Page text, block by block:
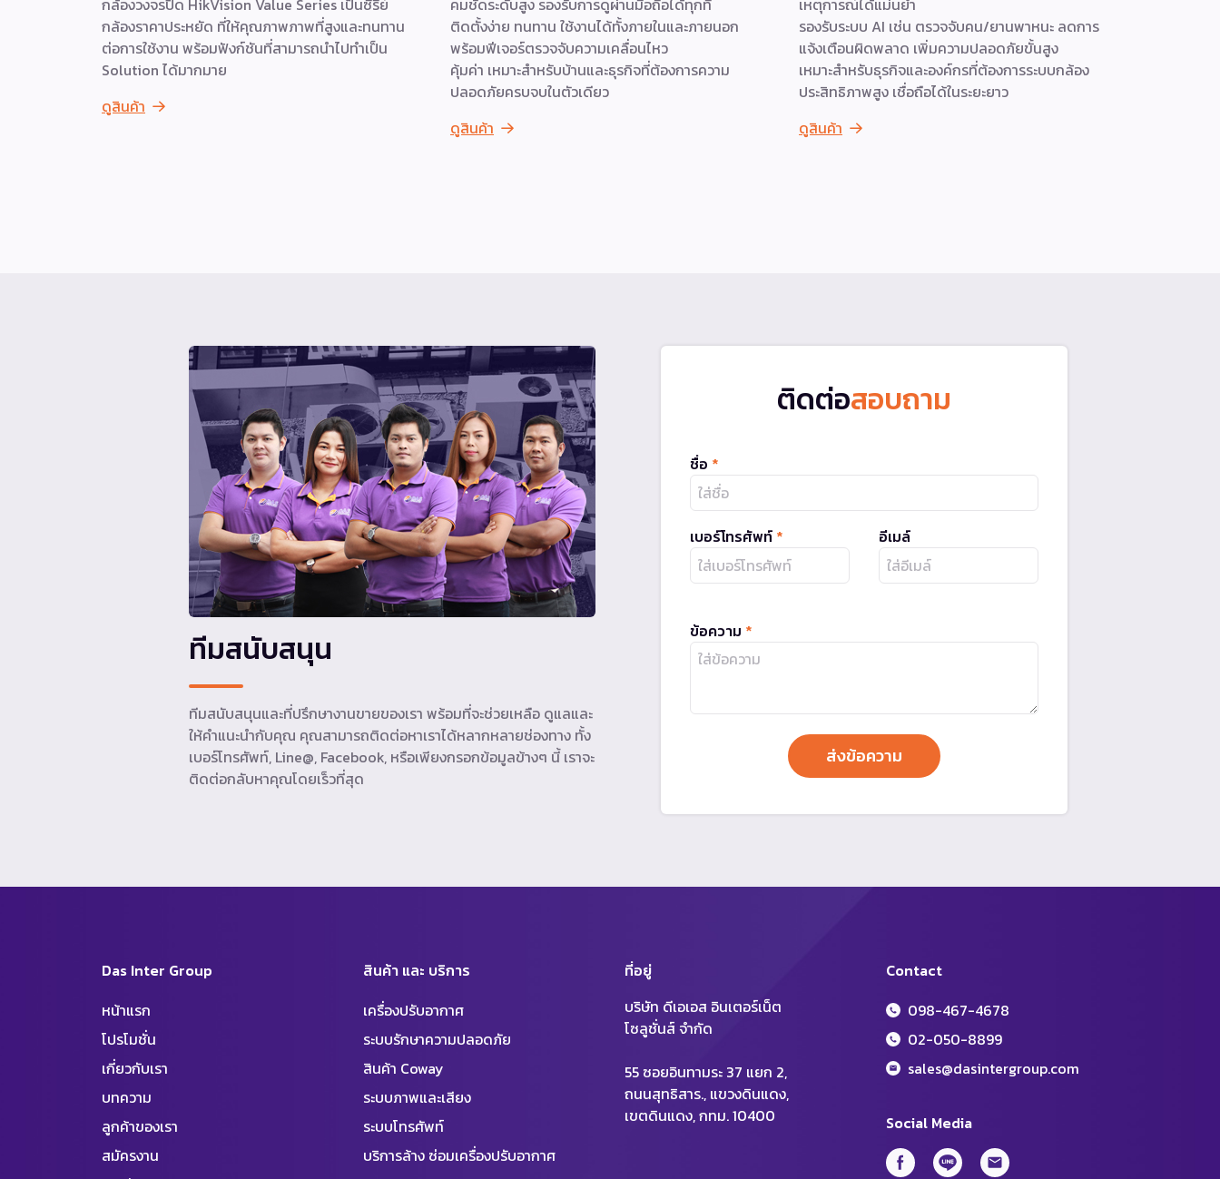
กล้องวงจรปิด HikVision Value Series เป็นซีรีย์
กล้องราคาประหยัด ที่ให้คุณภาพภาพที่สูงและทนทาน
ต่อการใช้งาน พร้อมฟังก์ชันที่สามารถนำไปทำเป็น
Solution ได้มากมาย
ดูสินค้า
คมชัดระดับสูง รองรับการดูผ่านมือถือได้ทุกที่
ติดตั้งง่าย ทนทาน ใช้งานได้ทั้งภายในและภายนอก
พร้อมฟีเจอร์ตรวจจับความเคลื่อนไหว
คุ้มค่า เหมาะสำหรับบ้านและธุรกิจที่ต้องการความ
ปลอดภัยครบจบในตัวเดียว
ดูสินค้า
เหตุการณ์ได้แม่นยำ
รองรับระบบ AI เช่น ตรวจจับคน/ยานพาหนะ ลดการ
แจ้งเตือนผิดพลาด เพิ่มความปลอดภัยขั้นสูง
เหมาะสำหรับธุรกิจและองค์กรที่ต้องการระบบกล้อง
ประสิทธิภาพสูง เชื่อถือได้ในระยะยาว
ดูสินค้า
ติดต่อสอบถาม
ชื่อ *
เบอร์โทรศัพท์ * อีเมล์
ข้อความ *
ทีมสนับสนุน
ทีมสนับสนุนและที่ปรึกษางานขายของเรา พร้อมที่จะช่วยเหลือ ดูแลและ
ให้คำแนะนำกับคุณ คุณสามารถติดต่อหาเราได้หลากหลายช่องทาง ทั้ง
เบอร์โทรศัพท์, Line@, Facebook, หรือเพียงกรอกข้อมูลข้างๆ นี้ เราจะ
ติดต่อกลับหาคุณโดยเร็วที่สุด
Das Inter Group
หน้าแรก
โปรโมชั่น
เกี่ยวกับเรา
บทความ
ลูกค้าของเรา
สมัครงาน
สินค้า และ บริการ
เครื่องปรับอากาศ
ระบบรักษาความปลอดภัย
สินค้า Coway
ระบบภาพและเสียง
ระบบโทรศัพท์
บริการล้าง ซ่อมเครื่องปรับอากาศ
Social Media
Contact
098-467-4678
02-050-8899
sales@dasintergroup.com
ที่อยู่
บริษัท ดีเอเอส อินเตอร์เน็ต
โซลูชั่นส์ จำกัด
55 ซอยอินทามระ 37 แยก 2,
ถนนสุทธิสาร., แขวงดินแดง,
เขตดินแดง, กทม. 10400